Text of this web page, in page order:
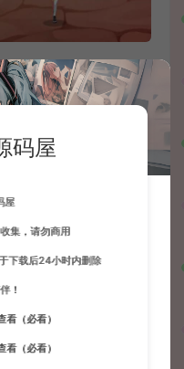
码屋
屋
集，请勿商用
下载后24小时内删除
！
看（必看）
看（必看）